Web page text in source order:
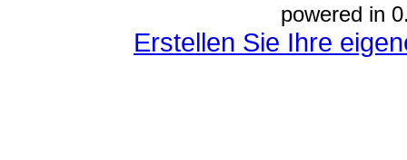
powered in
Erstellen Sie Ihre